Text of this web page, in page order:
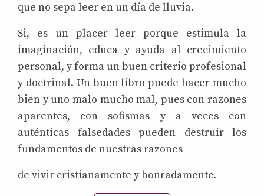
que no sepa leer en un día de lluvia.
Si, es un placer leer porque estimula la
imaginación, educa y ayuda al crecimiento
personal, y forma un buen criterio profesional
y doctrinal. Un buen libro puede hacer mucho
bien y uno malo mucho mal, pues con razones
aparentes, con sofismas y a veces con
auténticas falsedades pueden destruir los
fundamentos de nuestras razones
de vivir cristianamente y honradamente.